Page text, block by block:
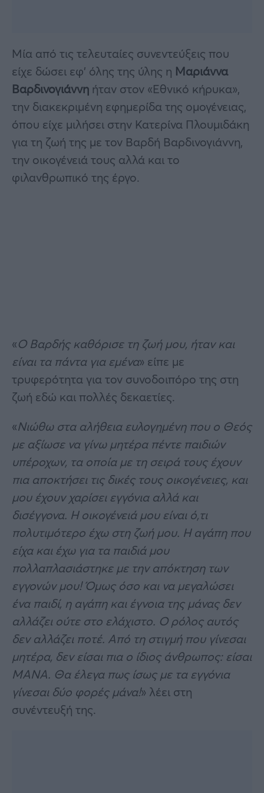
Μία από τις τελευταίες συνεντεύξεις που
είχε δώσει εφ’ όλης της ύλης η Μαριάννα
Βαρδινογιάννη ήταν στον «Εθνικό κήρυκα»,
την διακεκριμένη εφημερίδα της ομογένειας,
όπου είχε μιλήσει στην Κατερίνα Πλουμιδάκη
για τη ζωή της με τον Βαρδή Βαρδινογιάννη,
την οικογένειά τους αλλά και το
φιλανθρωπικό της έργο.
«Ο Βαρδής καθόρισε τη ζωή μου, ήταν και
είναι τα πάντα για εμένα» είπε με
τρυφερότητα για τον συνοδοιπόρο της στη
ζωή εδώ και πολλές δεκαετίες.
«Νιώθω στα αλήθεια ευλογημένη που ο Θεός
με αξίωσε να γίνω μητέρα πέντε παιδιών
υπέροχων, τα οποία με τη σειρά τους έχουν
πια αποκτήσει τις δικές τους οικογένειες, και
μου έχουν χαρίσει εγγόνια αλλά και
δισέγγονα. Η οικογένειά μου είναι ό,τι
πολυτιμότερο έχω στη ζωή μου. Η αγάπη που
είχα και έχω για τα παιδιά μου
πολλαπλασιάστηκε με την απόκτηση των
εγγονών μου! Όμως όσο και να μεγαλώσει
ένα παιδί, η αγάπη και έγνοια της μάνας δεν
αλλάζει ούτε στο ελάχιστο. Ο ρόλος αυτός
δεν αλλάζει ποτέ. Από τη στιγμή που γίνεσαι
μητέρα, δεν είσαι πια ο ίδιος άνθρωπος: είσαι
ΜΑΝΑ. Θα έλεγα πως ίσως με τα εγγόνια
γίνεσαι δύο φορές μάνα!» λέει στη
συνέντευξή της.